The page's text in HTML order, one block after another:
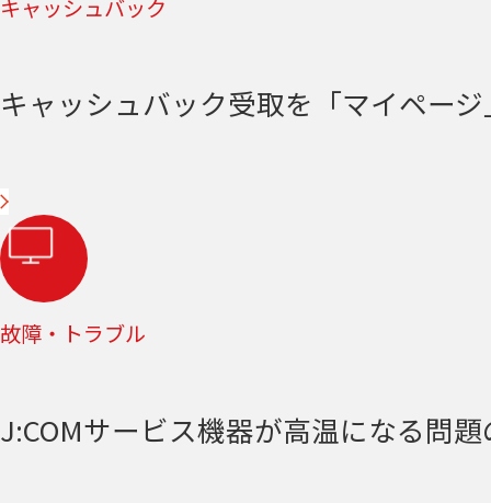
キャッシュバック
キャッシュバック受取を「マイペー
故障・トラブル
J:COMサービス機器が高温になる問